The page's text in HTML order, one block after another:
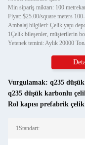
Min sipariş miktarı: 100
Fiyat: $25.00/square meters
Ambalaj bilgileri: Çelik yapı
1Çelik bileşenler, müşterilerin
Yetenek temini: Aylık 20000
Vurgulamak: q235
q235 düşük karbonlu
Rol kapısı prefabrik çelik
1Standart: